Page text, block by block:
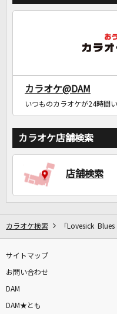
カラオケ@DAM
いつものカラオケが24時間
カラオケ店舗検索
店舗検索
カラオケ検索 「Lovesick
サイトマップ
お問い合わせ
DAM
DAM★とも